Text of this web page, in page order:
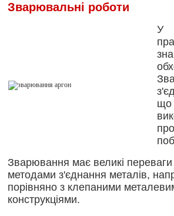
Зварювальні роботи
У
Зварювання має великі
методами з'єднання металів,
порівняно з клепаними
конструкціями.